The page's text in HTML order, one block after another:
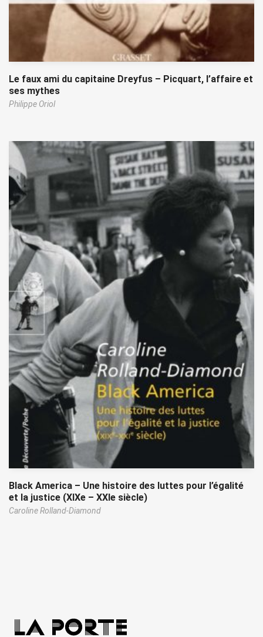
Le faux ami du capitaine Dreyfus – Picquart, l’affaire et
ses mythes
Philippe Oriol
Black America – Une histoire des luttes pour l’égalité
et la justice (XIXe – XXIe siècle)
Caroline Rolland-Diamond